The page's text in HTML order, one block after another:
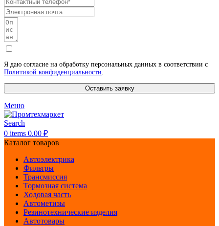
Я даю согласие на обработку персональных данных в соответствии с
Политикой конфиденциальности.
Оставить заявку
Меню
Search
0 items 0.00 ₽
Каталог товаров
Автоэлектрика
Фильтры
Трансмиссия
Тормозная система
Ходовая часть
Автометизы
Резинотехнические изделия
Автотовары